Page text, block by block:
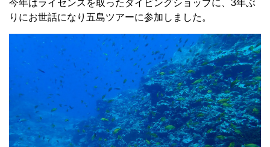
今年はライセンスを取ったダイビングショップに、3年ぶ
りにお世話になり五島ツアーに参加しました。